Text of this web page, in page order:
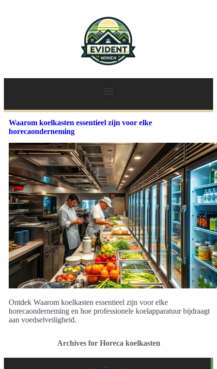
Waarom koelkasten essentieel zijn voor elke
horecaonderneming
Ontdek Waarom koelkasten essentieel zijn voor elke
horecaonderneming en hoe professionele koelapparatuur bijdraagt
aan voedselveiligheid.
Archives for Horeca koelkasten